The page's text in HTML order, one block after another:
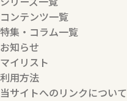
コンテンツ一覧
特集・コラム一覧
お知らせ
マイリスト
利用方法
当サイトへのリンクについて